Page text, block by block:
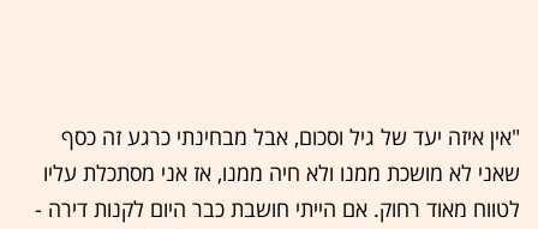
"אין איזה יעד של גיל וסכום, אבל מבחינתי כרגע זה כסף
שאני לא מושכת ממנו ולא חיה ממנו, אז אני מסתכלת עליו
לטווח מאוד רחוק. אם הייתי חושבת כבר היום לקנות דירה -